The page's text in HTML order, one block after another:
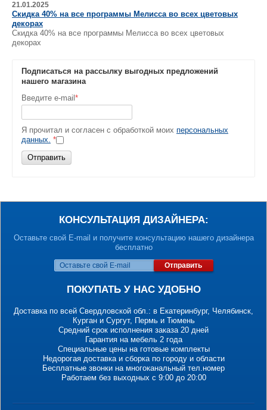
21.01.2025
Скидка 40% на все программы Мелисса во всех цветовых
декорах
Скидка 40% на все программы Мелисса во всех цветовых
декорах
Подписаться на рассылку выгодных предложений
нашего магазина
Введите e-mail *
Я прочитал и согласен с обработкой моих персональных
данных. *
Отправить
КОНСУЛЬТАЦИЯ ДИЗАЙНЕРА:
Оставьте свой E-mail и получите консультацию нашего дизайнера
бесплатно
Отправить
ПОКУПАТЬ У НАС УДОБНО
Доставка по всей Свердловской обл.: в Екатеринбург, Челябинск,
Курган и Сургут, Пермь и Тюмень
Средний срок исполнения заказа 20 дней
Гарантия на мебель 2 года
Специальные цены на готовые комплекты
Недорогая доставка и сборка по городу и области
Бесплатные звонки на многоканальный тел.номер
Работаем без выходных с 9:00 до 20:00